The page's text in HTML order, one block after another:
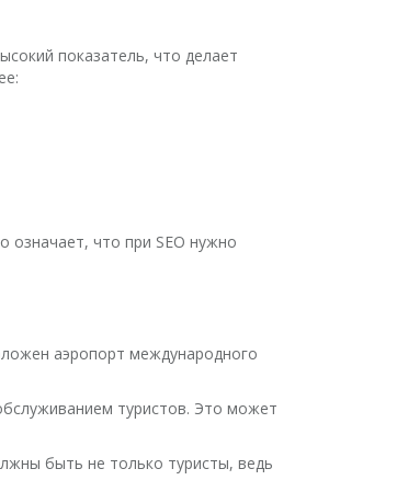
показатель, что делает
означает, что при SEO нужно
аэропорт международного
туристов. Это может
быть не только туристы, ведь